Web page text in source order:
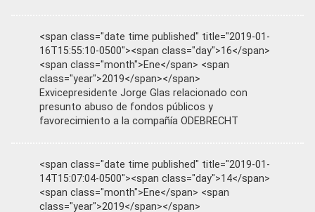
<span class="date time published" title="2019-01-
16T15:55:10-0500"><span class="day">16</span>
<span class="month">Ene</span> <span
class="year">2019</span></span>
Exvicepresidente Jorge Glas relacionado con
presunto abuso de fondos públicos y
favorecimiento a la compañía ODEBRECHT
<span class="date time published" title="2019-01-
14T15:07:04-0500"><span class="day">14</span>
<span class="month">Ene</span> <span
class="year">2019</span></span>